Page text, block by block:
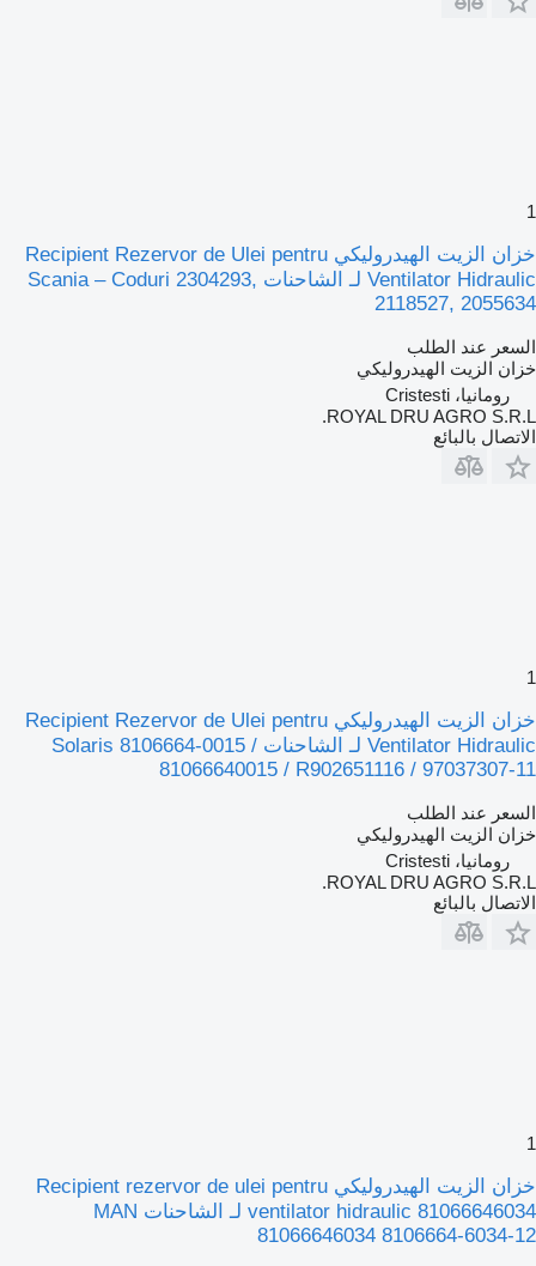
1
خزان الزيت الهيدروليكي Recipient Rezervor de Ulei pentru
Ventilator Hidraulic لـ الشاحنات Scania – Coduri 2304293,
2118527, 2055634
السعر عند الطلب
خزان الزيت الهيدروليكي
رومانيا، Cristesti
ROYAL DRU AGRO S.R.L.
الاتصال بالبائع
1
خزان الزيت الهيدروليكي Recipient Rezervor de Ulei pentru
Ventilator Hidraulic لـ الشاحنات Solaris 8106664-0015 /
81066640015 / R902651116 / 97037307-11
السعر عند الطلب
خزان الزيت الهيدروليكي
رومانيا، Cristesti
ROYAL DRU AGRO S.R.L.
الاتصال بالبائع
1
خزان الزيت الهيدروليكي Recipient rezervor de ulei pentru
ventilator hidraulic 81066646034 لـ الشاحنات MAN
81066646034 8106664-6034-12